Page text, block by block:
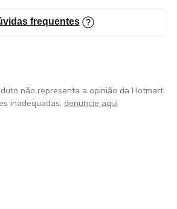
frequentes
não representa a opinião da Hotmart.
inadequadas, denuncie aqui